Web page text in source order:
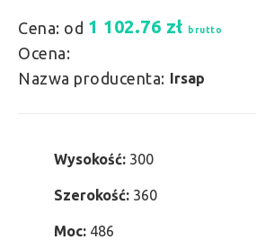
Cena: od 1 102.76 zł brutto
Ocena:
Nazwa producenta: Irsap
Wysokość: 300
Szerokość: 360
Moc: 486